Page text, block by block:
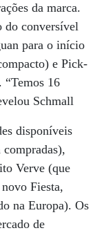
da marca.
do conversível
para o início
e Pick-
“Temos 16
Schmall
disponíveis
Verve (que
Fiesta,
na Europa). Os
de